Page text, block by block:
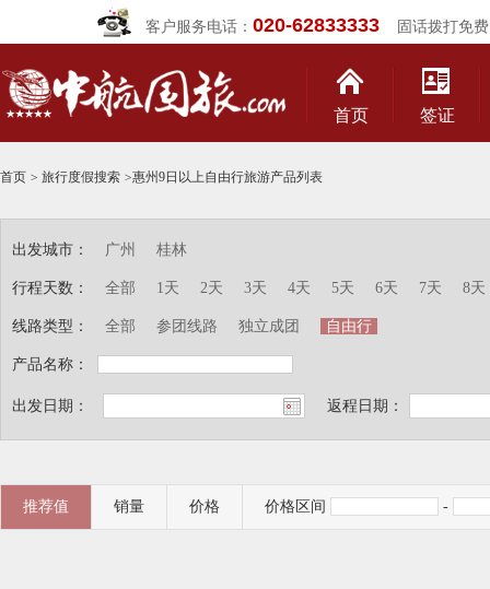
客户服务电话： 020-62833333固话拨打免费
首页 签证
首页 > 旅行度假搜索 >惠州9日以上自由行旅游产品列表
出发城市：
行程天数：
线路类型：
产品名称：
广州 桂林
全部 1天 2天 3天 4天 5天 6天 7天 8天
全部 参团线路 独立成团 自由行
出发日期： 返程日期：
推荐值 销量 价格 价格区间 -